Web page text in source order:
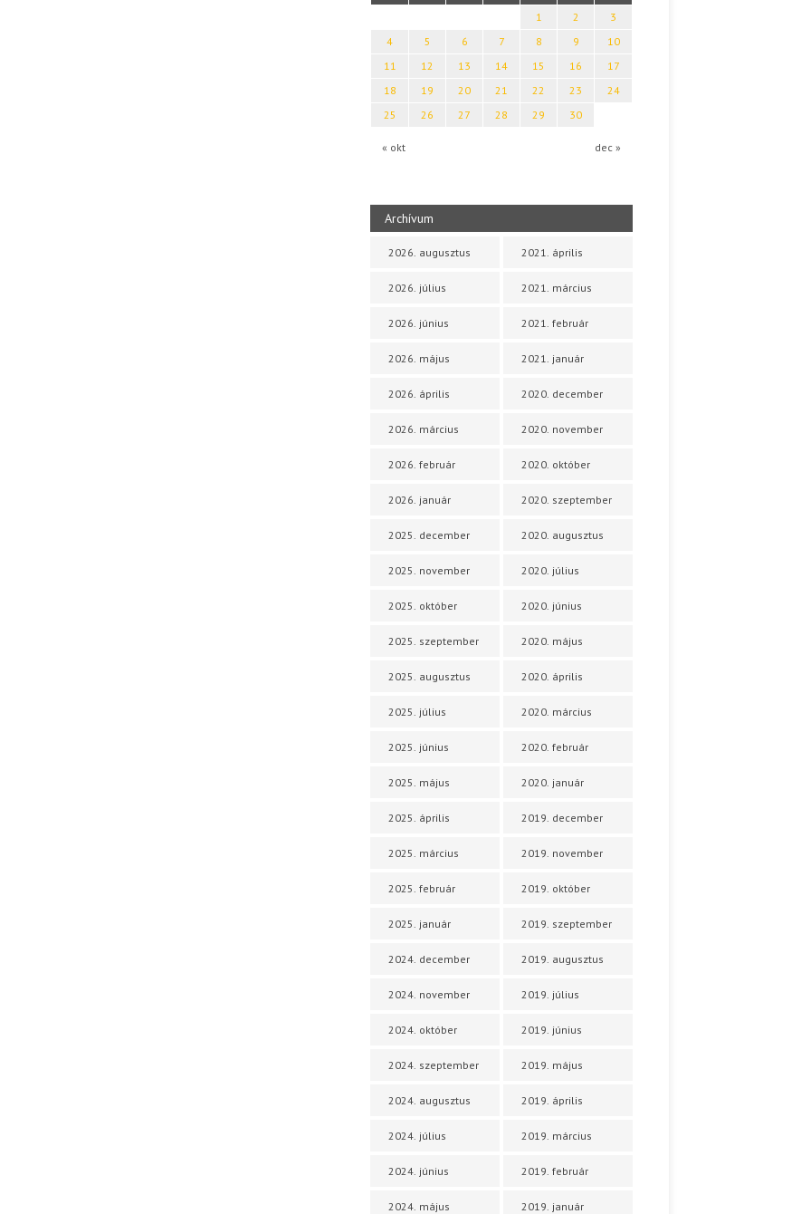
« okt dec »
1 2
3
4
5 6 7 8 9
10
11
12 13 14 15 16
17
18
19 20 21 22 23
24
25
26 27 28 29 30
Archívum
2026. augusztus
2026. július
2026. június
2026. május
2026. április
2026. március
2026. február
2026. január
2025. december
2025. november
2025. október
2025. szeptember
2025. augusztus
2025. július
2025. június
2025. május
2025. április
2025. március
2025. február
2025. január
2024. december
2024. november
2024. október
2024. szeptember
2024. augusztus
2024. július
2024. június
2024. május
2021. április
2021. március
2021. február
2021. január
2020. december
2020. november
2020. október
2020. szeptember
2020. augusztus
2020. július
2020. június
2020. május
2020. április
2020. március
2020. február
2020. január
2019. december
2019. november
2019. október
2019. szeptember
2019. augusztus
2019. július
2019. június
2019. május
2019. április
2019. március
2019. február
2019. január